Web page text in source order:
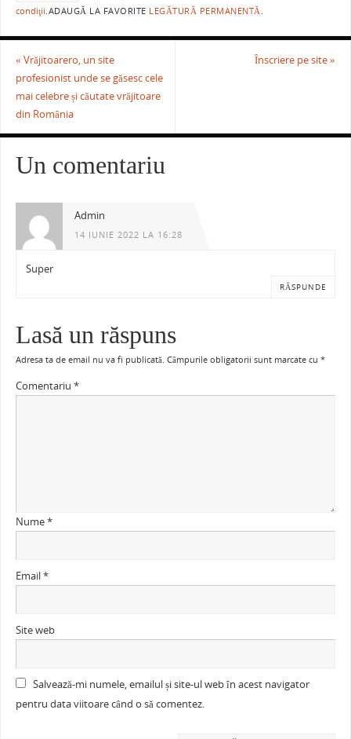
condiţii.ADAUGĂ LA FAVORITE LEGĂTURĂ PERMANENTĂ.
« Vrăjitoarero, un site
profesionist unde se găsesc cele
mai celebre și căutate vrăjitoare
din România
Înscriere pe site»
Un comentariu
Admin
14 IUNIE 2022 LA 16:28
Super
RĂSPUNDE
Lasă un răspuns
Adresa ta de email nu va fi publicată. Câmpurile obligatorii sunt marcate cu *
Comentariu *
Nume*
Email*
Site web
Salvează-mi numele, emailul și site-ul web în acest navigator
pentru data viitoare când o să comentez.